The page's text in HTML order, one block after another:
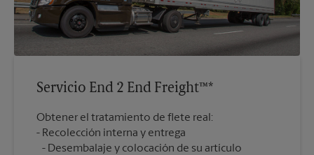
Servicio End 2 End Freight™*
Obtener el tratamiento de flete real:
Recolección interna y entrega
Desembalaje y colocación de su artículo